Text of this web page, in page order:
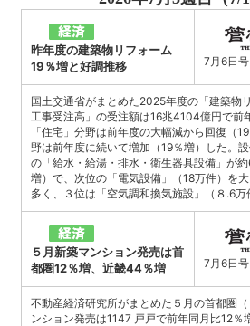
昨年度の建築物リフォーム
19％増と好調推移
7月6日号
国土交通省がまとめた2025年度の「建築物
工事受注高」の受注額は16兆4104億円で前
「住宅」分野は前年度の大幅減から回復（
野は前年度に続いて増加（19％増）した。
の「給水・給湯・排水・衛生器具設備」が
増）で、次位の「電気設備」（18万件）を
多く、３位は「空気調和換気施設」（８.6万
５月新築マンション発売は首
都圏12％増、近畿44％増
7月6日号
不動産経済研究所がまとめた５月の首都圏
ンション発売は1147 戸戸で前年同月比12％